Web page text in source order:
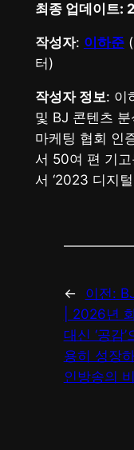
최종 업데이트:
작성자: 이하준
터)
작성자 정보: 이
및 BJ 콘텐츠
마케팅 협회 인
서 50여 편 기
서 ‘2023 디지
← 이전:
| 2026년
대신 ‘공감’
용히 성장
인방송의